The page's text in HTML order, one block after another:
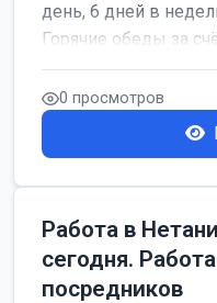
день, 6 дней в
Горячие обеды за
0 просмотров
Работа в
сегодня.
посредников